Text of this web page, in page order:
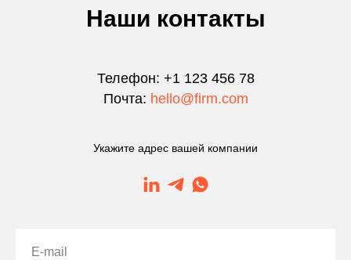
Наши контакты
Телефон: +1 123 456 78
Почта: hello@firm.com
Укажите адрес вашей компании
E-mail